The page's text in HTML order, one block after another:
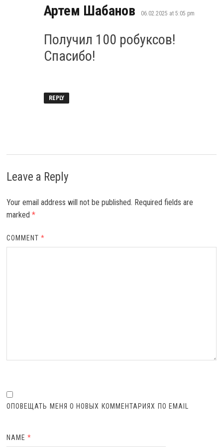
Артем Шабанов says:
06.02.2025 at 5:05 pm
Получил 100 робуксов!
Спасибо!
REPLY
Leave a Reply
Your email address will not be published. Required fields are
marked *
COMMENT*
ОПОВЕЩАТЬ МЕНЯ О НОВЫХ КОММЕНТАРИЯХ ПО EMAIL
NAME*